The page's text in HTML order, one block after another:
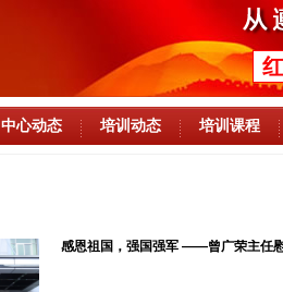
中心动态 培训动态 培训课程
感恩祖国，强国强军 ——曾广荣主任